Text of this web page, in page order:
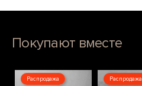
Покупают вместе
Распродажа Распродажа